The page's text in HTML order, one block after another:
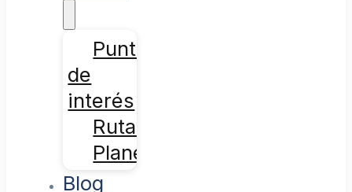
Puntos
de
interés
Rutas
Planes
Blog